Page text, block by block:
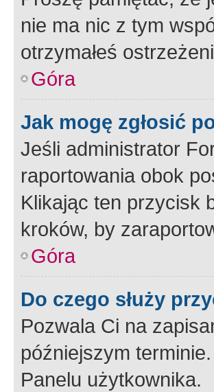
nie ma nic z tym
otrzymałeś
Góra
Jak mogę zgłosić
Jeśli administrator
raportowania obok
Klikając ten przycisk
kroków, by
Góra
Do czego służy
Pozwala Ci na
późniejszym
Panelu użytkownika.